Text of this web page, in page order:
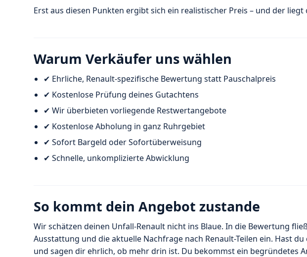
Erst aus diesen Punkten ergibt sich ein realistischer Preis – und der
Warum Verkäufer uns wählen
✔ Ehrliche, Renault-spezifische Bewertung statt Pauschalpreis
✔ Kostenlose Prüfung deines Gutachtens
✔ Wir überbieten vorliegende Restwertangebote
✔ Kostenlose Abholung in ganz Ruhrgebiet
✔ Sofort Bargeld oder Sofortüberweisung
✔ Schnelle, unkomplizierte Abwicklung
So kommt dein Angebot zustande
Wir schätzen deinen Unfall-Renault nicht ins Blaue. In die Bewertung
Ausstattung und die aktuelle Nachfrage nach Renault-Teilen ein. Hast
und sagen dir ehrlich, ob mehr drin ist. Du bekommst ein begründetes